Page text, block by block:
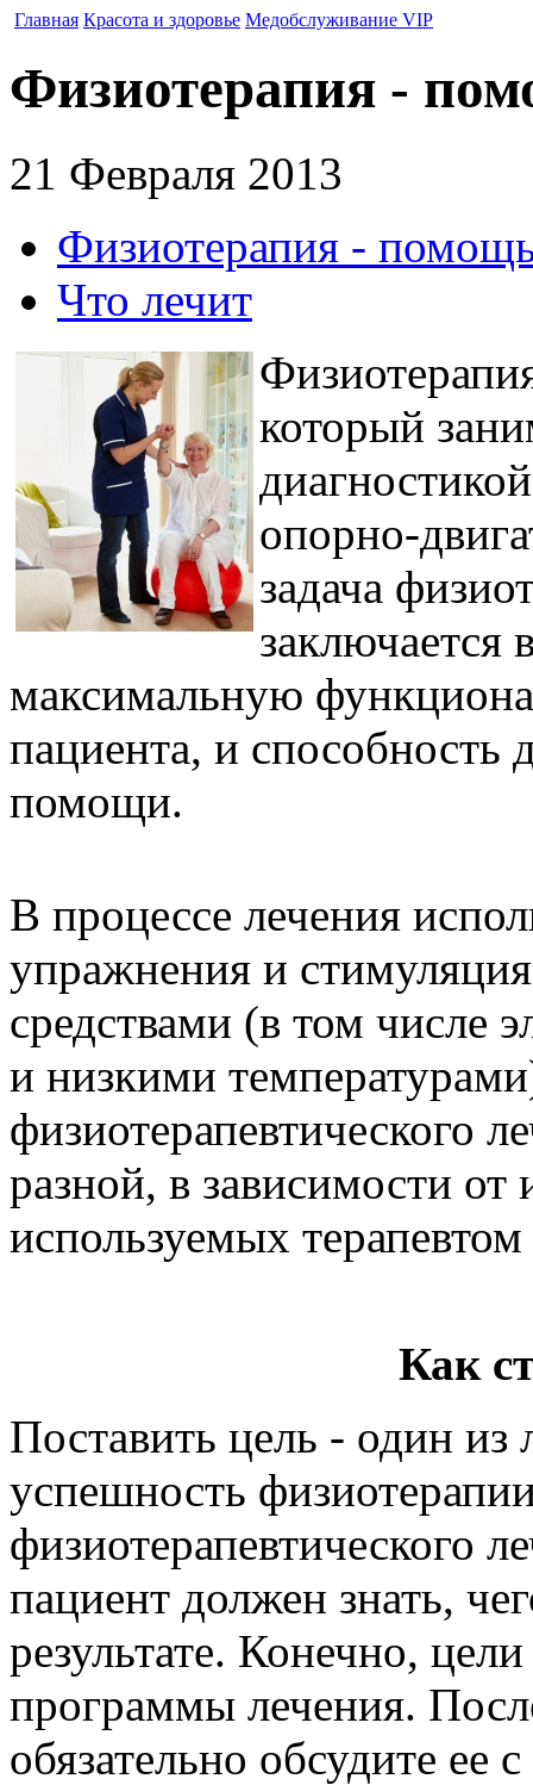
Главная Красота и здоровье Медобслуживание VIP
Физиотерапия -
21 Февраля 2013
Физиотерапия -
Что лечит
который
опорно-
задача
заключается
максимальную
пациента, и способность
помощи.
В процессе лечения
упражнения и
средствами (в том числе
и низкими
физиотерапевтического
разной, в зависимости от
используемых
Как
Поставить цель - один
успешность
физиотерапевтического
пациент должен знать,
результате. Конечно,
программы лечения.
обязательно обсудите ее